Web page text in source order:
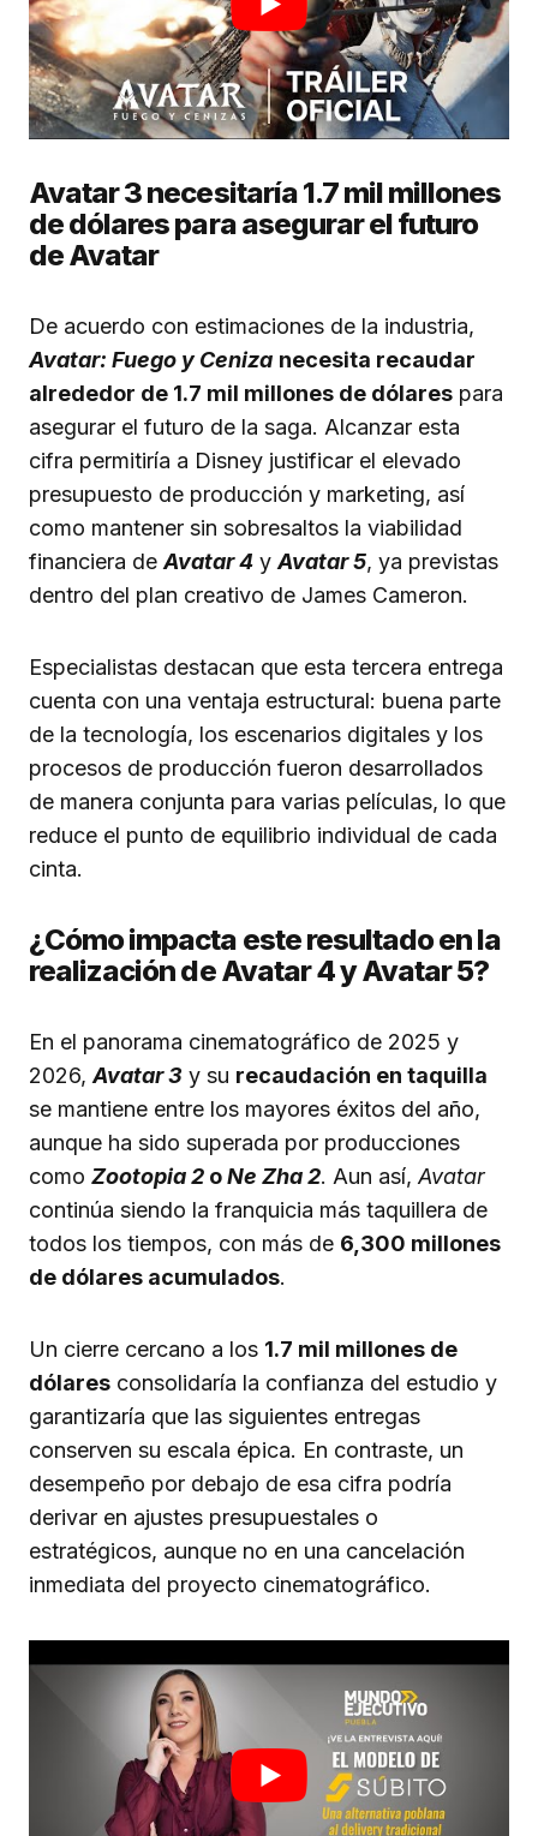
Avatar 3 necesitaría 1.7 mil millones
de dólares para asegurar el futuro
de Avatar
De acuerdo con estimaciones de la industria,
Avatar: Fuego y Ceniza necesita recaudar
alrededor de 1.7 mil millones de dólares para
asegurar el futuro de la saga. Alcanzar esta
cifra permitiría a Disney justificar el elevado
presupuesto de producción y marketing, así
como mantener sin sobresaltos la viabilidad
financiera de Avatar 4 y Avatar 5, ya previstas
dentro del plan creativo de James Cameron.
Especialistas destacan que esta tercera entrega
cuenta con una ventaja estructural: buena parte
de la tecnología, los escenarios digitales y los
procesos de producción fueron desarrollados
de manera conjunta para varias películas, lo que
reduce el punto de equilibrio individual de cada
cinta.
¿Cómo impacta este resultado en la
realización de Avatar 4 y Avatar 5?
En el panorama cinematográfico de 2025 y
2026, Avatar 3 y su recaudación en taquilla
se mantiene entre los mayores éxitos del año,
aunque ha sido superada por producciones
como Zootopia 2 oNe Zha 2. Aun así, Avatar
continúa siendo la franquicia más taquillera de
todos los tiempos, con más de 6,300 millones
de dólares acumulados.
Un cierre cercano a los 1.7 mil millones de
dólares consolidaría la confianza del estudio y
garantizaría que las siguientes entregas
conserven su escala épica. En contraste, un
desempeño por debajo de esa cifra podría
derivar en ajustes presupuestales o
estratégicos, aunque no en una cancelación
inmediata del proyecto cinematográfico.